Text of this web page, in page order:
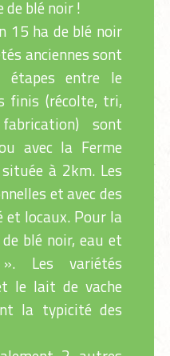
blé noir !
15 ha de blé noir
anciennes sont
étapes entre le
finis (récolte, tri,
sont
avec la Ferme
à 2km. Les
et avec des
et locaux. Pour la
blé noir, eau et
Les variétés
le lait de vache
la typicité des